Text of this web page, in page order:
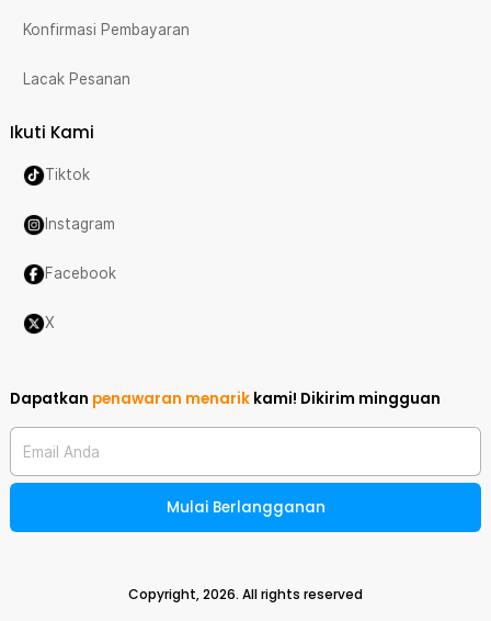
Konfirmasi Pembayaran
Lacak Pesanan
Ikuti Kami
Tiktok
Instagram
Facebook
X
Dapatkan penawaran menarik kami! Dikirim mingguan
Email Anda
Mulai Berlangganan
Copyright,2026. All rights reserved